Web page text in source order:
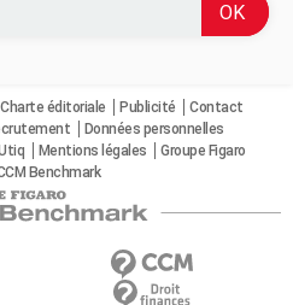
Charte éditoriale Publicité
Contact
Données personnelles
Mentions légales
Groupe Figaro
Benchmark